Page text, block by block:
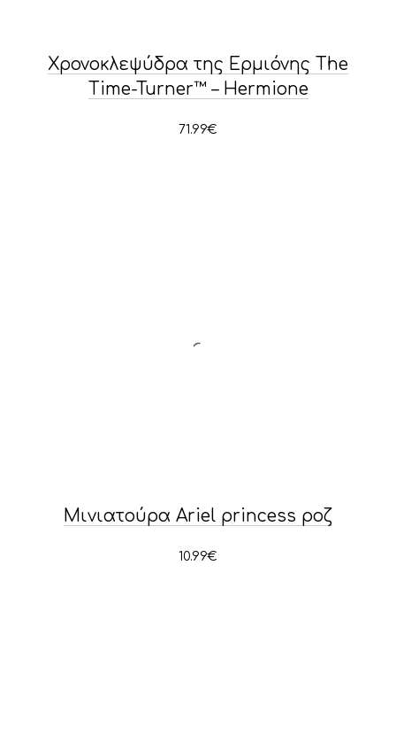
Χρονοκλεψύδρα της Ερμιόνης The
Time-Turner™ – Hermione
71.99€
Μινιατούρα Ariel princess ροζ
10.99€